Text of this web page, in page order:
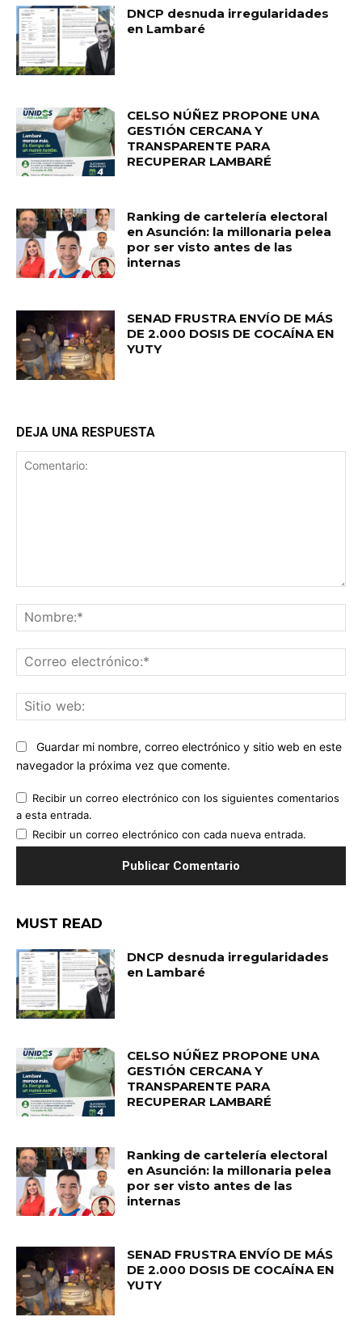
DNCP desnuda irregularidades
en Lambaré
CELSO NÚÑEZ PROPONE UNA
GESTIÓN CERCANA Y
TRANSPARENTE PARA
RECUPERAR LAMBARÉ
Ranking de cartelería electoral
en Asunción: la millonaria pelea
por ser visto antes de las
internas
SENAD FRUSTRA ENVÍO DE MÁS
DE 2.000 DOSIS DE COCAÍNA EN
YUTY
DEJA UNA RESPUESTA
Guardar mi nombre, correo electrónico y sitio web en este
navegador la próxima vez que comente.
Recibir un correo electrónico con los siguientes comentarios
a esta entrada.
Recibir un correo electrónico con cada nueva entrada.
MUST READ
DNCP desnuda irregularidades
en Lambaré
CELSO NÚÑEZ PROPONE UNA
GESTIÓN CERCANA Y
TRANSPARENTE PARA
RECUPERAR LAMBARÉ
Ranking de cartelería electoral
en Asunción: la millonaria pelea
por ser visto antes de las
internas
SENAD FRUSTRA ENVÍO DE MÁS
DE 2.000 DOSIS DE COCAÍNA EN
YUTY